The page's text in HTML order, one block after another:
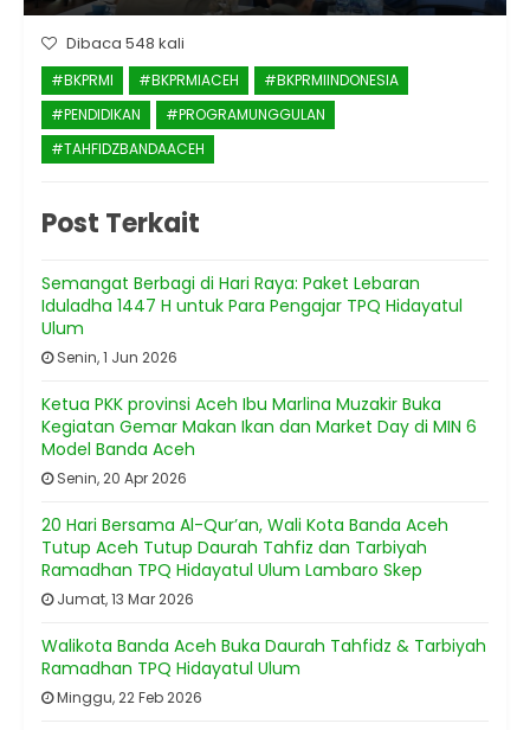
Dibaca 548 kali
#BKPRMI #BKPRMIACEH
#BKPRMIINDONESIA
#PENDIDIKAN
#PROGRAMUNGGULAN
#TAHFIDZBANDAACEH
Post Terkait
Semangat Berbagi di Hari Raya: Paket Lebaran
Iduladha 1447 H untuk Para Pengajar TPQ Hidayatul
Ulum
Senin, 1 Jun 2026
Ketua PKK provinsi Aceh Ibu Marlina Muzakir Buka
Kegiatan Gemar Makan Ikan dan Market Day di MIN 6
Model Banda Aceh
Senin, 20 Apr 2026
20 Hari Bersama Al-Qur’an, Wali Kota Banda Aceh
Tutup Aceh Tutup Daurah Tahfiz dan Tarbiyah
Ramadhan TPQ Hidayatul Ulum Lambaro Skep
Jumat, 13 Mar 2026
Walikota Banda Aceh Buka Daurah Tahfidz & Tarbiyah
Ramadhan TPQ Hidayatul Ulum
Minggu, 22 Feb 2026